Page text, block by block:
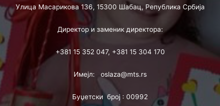
Улица Масарикова 136, 15300 Шабац, Република Србија
Директор и заменик директора:
+381 15 352 047, +381 15 304 170
Имејл: oslaza@mts.rs
Буџетски број : 00992